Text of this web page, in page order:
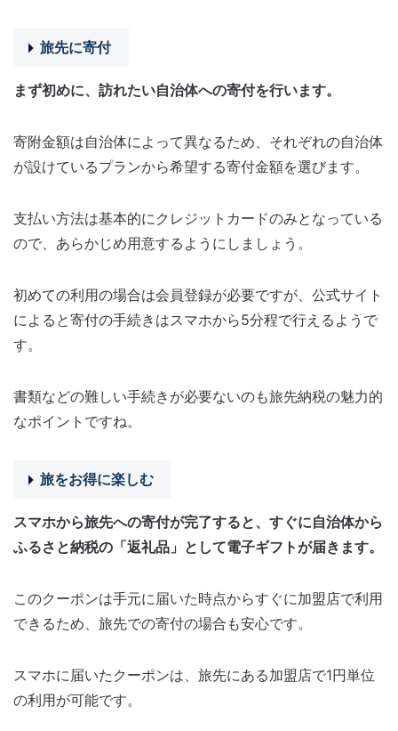
旅先に寄付
まず初めに、訪れたい自治体への寄付を行います。
寄附金額は自治体によって異なるため、それぞれの自治体
が設けているプランから希望する寄付金額を選びます。
支払い方法は基本的にクレジットカードのみとなっている
ので、あらかじめ用意するようにしましょう。
初めての利用の場合は会員登録が必要ですが、公式サイト
によると寄付の手続きはスマホから5分程で行えるようで
す。
書類などの難しい手続きが必要ないのも旅先納税の魅力的
なポイントですね。
旅をお得に楽しむ
スマホから旅先への寄付が完了すると、すぐに自治体から
ふるさと納税の「返礼品」として電子ギフトが届きます。
このクーポンは手元に届いた時点からすぐに加盟店で利用
できるため、旅先での寄付の場合も安心です。
スマホに届いたクーポンは、旅先にある加盟店で1円単位
の利用が可能です。